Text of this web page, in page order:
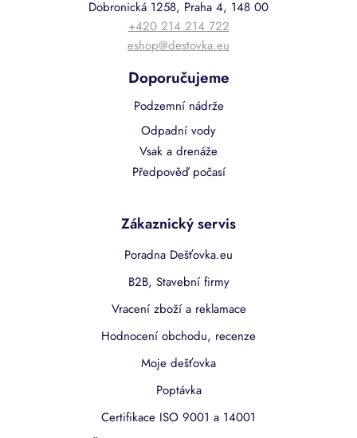
Dobronická 1258, Praha 4, 148 00
+420 214 214 722
eshop@destovka.eu
Doporučujeme
Podzemní nádrže
Odpadní vody
Vsak a drenáže
Předpověď počasí
Zákaznický servis
Poradna Dešťovka.eu
B2B, Stavební firmy
Vracení zboží a reklamace
Hodnocení obchodu, recenze
Moje dešťovka
Poptávka
Certifikace ISO 9001 a 14001